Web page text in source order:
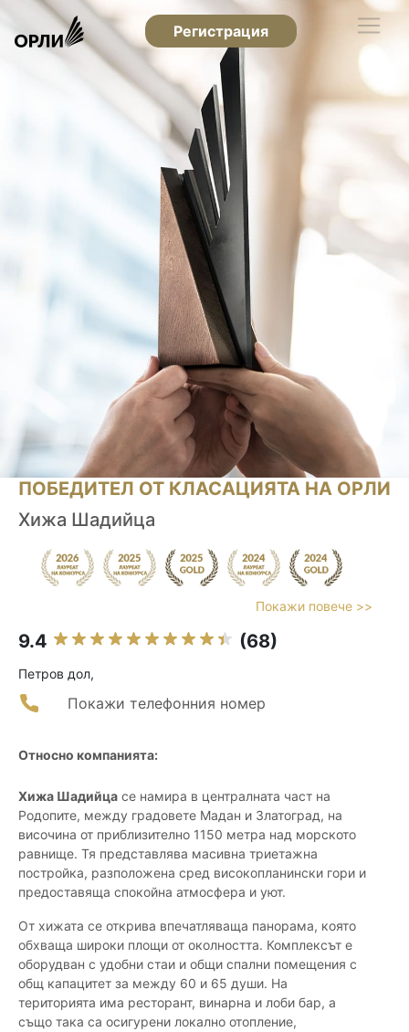
Регистрация
ПОБЕДИТЕЛ ОТ КЛАСАЦИЯТА НА ОРЛИ
Хижа Шадийца
Покажи повече >>
9.4 (68)
Петров дол,
Покажи телефонния номер
Относно компанията:
Хижа Шадийца се намира в централната част на
Родопите, между градовете Мадан и Златоград, на
височина от приблизително 1150 метра над морското
равнище. Тя представлява масивна триетажна
постройка, разположена сред високопланински гори и
предоставяща спокойна атмосфера и уют.
От хижата се открива впечатляваща панорама, която
обхваща широки площи от околността. Комплексът е
оборудван с удобни стаи и общи спални помещения с
общ капацитет за между 60 и 65 души. На
територията има ресторант, винарна и лоби бар, а
също така са осигурени локално отопление,